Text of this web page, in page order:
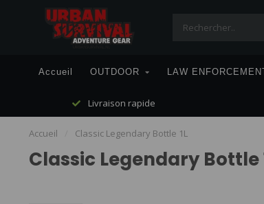
Accueil OUTDOOR LAW
Livraison rapide
Accueil Classic Legendary Bottle 1L
Classic Legendary Bottle